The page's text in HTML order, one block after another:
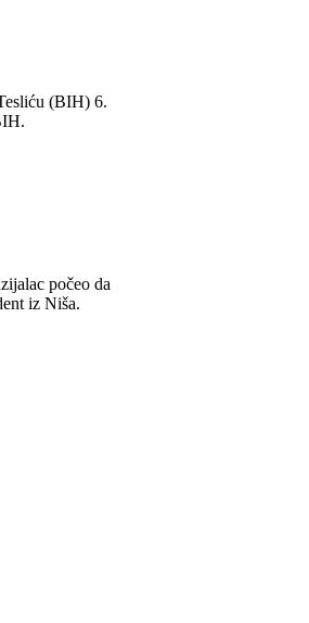
(BIH) 6.
počeo da
iz Niša.